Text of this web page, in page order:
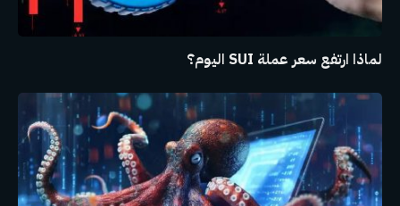
لماذا ارتفع سعر عملة SUI اليوم؟